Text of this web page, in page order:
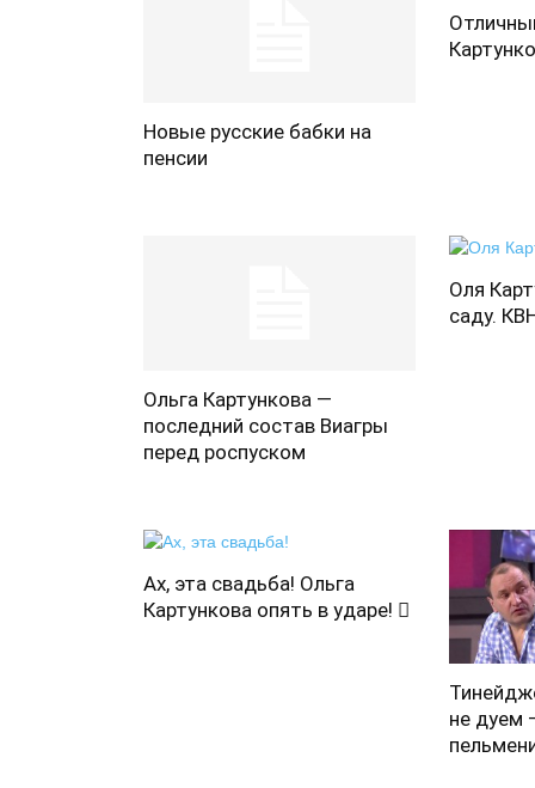
Новые русские бабки на
пенсии
Ольга Картункова —
последний состав Виагры
перед роспуском
Оля
саду.
Ах, эта свадьба! Ольга
Картункова опять в ударе! 
не дуем